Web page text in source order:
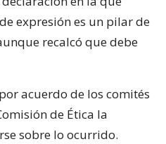
expresión es un pilar de
recalcó que debe
acuerdo de los comités
de Ética la
sobre lo ocurrido.